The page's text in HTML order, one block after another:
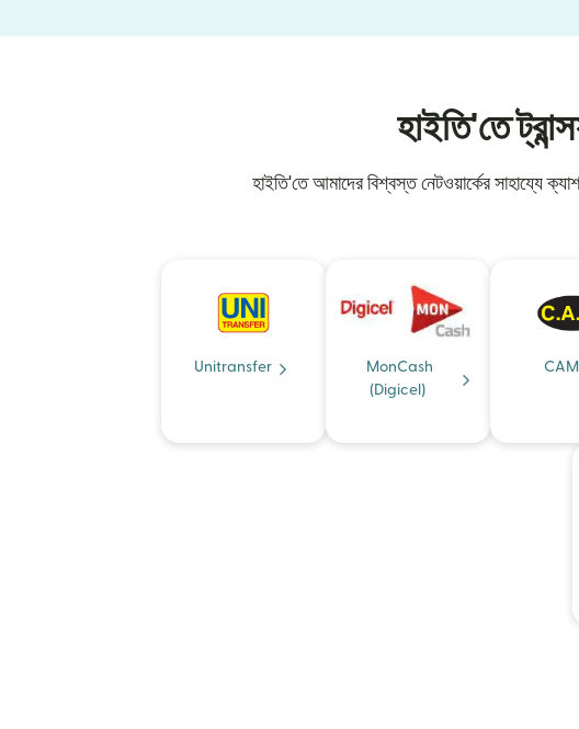
হাইতি'তে
হাইতি'তে আমাদের বিশ্বস্ত নেটওয়ার্কের সাহায্যে
Unitransfer
MonCash
(Digicel)
CAM